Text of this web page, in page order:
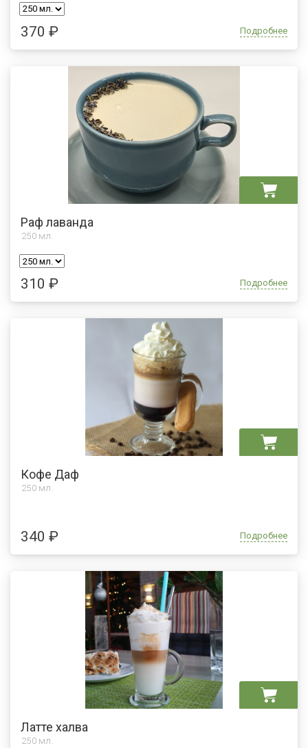
370 ₽ Подробнее
Раф лаванда
250 мл.
310 ₽ Подробнее
Кофе Даф
250 мл.
340 ₽ Подробнее
Латте халва
250 мл.